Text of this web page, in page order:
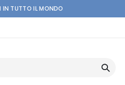
IN TUTTO IL MONDO